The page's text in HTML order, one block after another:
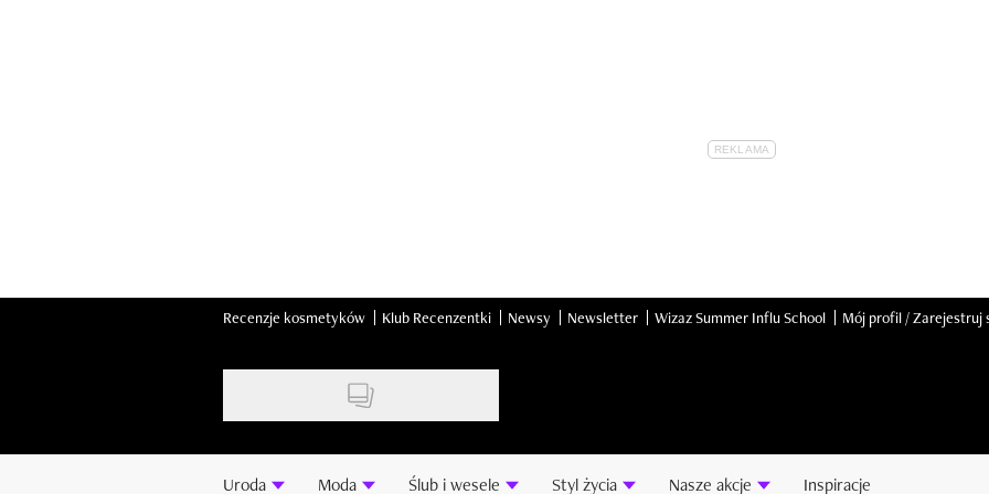
Recenzje kosmetyków Klub Recenzentki Newsy Newsletter Wizaz Summer Influ School Mój profil / Zarejestruj
Uroda Moda Ślub i wesele Styl życia Nasze akcje Inspiracje